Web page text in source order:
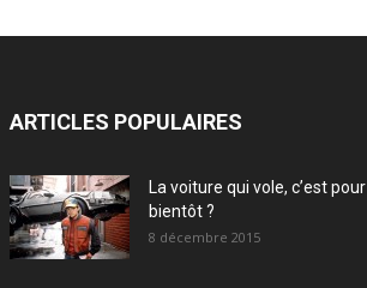
ARTICLES POPULAIRES
La voiture qui vole, c’est pour
bientôt ?
8 décembre 2015